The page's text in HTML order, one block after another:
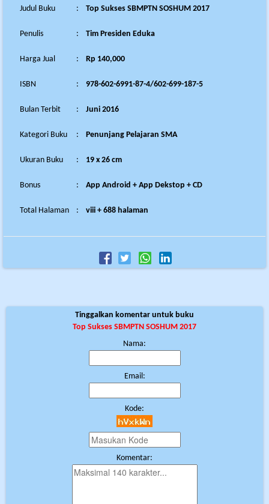
Judul Buku : Top Sukses SBMPTN SOSHUM 2017
Penulis : Tim Presiden Eduka
Harga Jual : Rp 140,000
ISBN : 978-602-6991-87-4/602-699-187-5
Bulan Terbit : Juni 2016
Kategori Buku : Penunjang Pelajaran SMA
Ukuran Buku : 19 x 26 cm
Bonus : App Android + App Dekstop + CD
Total Halaman : viii + 688 halaman
Tinggalkan komentar untuk buku
Top Sukses SBMPTN SOSHUM 2017
Nama:
Email:
Kode:
Komentar: